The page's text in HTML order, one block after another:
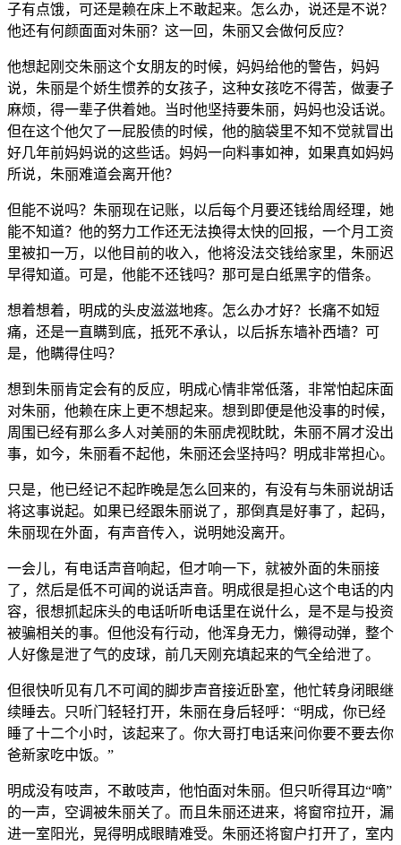
子有点饿，可还是赖在床上不敢起来。怎么办，说还是不说？
他还有何颜面面对朱丽？这一回，朱丽又会做何反应？
他想起刚交朱丽这个女朋友的时候，妈妈给他的警告，妈妈
说，朱丽是个娇生惯养的女孩子，这种女孩吃不得苦，做妻子
麻烦，得一辈子供着她。当时他坚持要朱丽，妈妈也没话说。
但在这个他欠了一屁股债的时候，他的脑袋里不知不觉就冒出
好几年前妈妈说的这些话。妈妈一向料事如神，如果真如妈妈
所说，朱丽难道会离开他？
但能不说吗？朱丽现在记账，以后每个月要还钱给周经理，她
能不知道？他的努力工作还无法换得太快的回报，一个月工资
里被扣一万，以他目前的收入，他将没法交钱给家里，朱丽迟
早得知道。可是，他能不还钱吗？那可是白纸黑字的借条。
想着想着，明成的头皮滋滋地疼。怎么办才好？长痛不如短
痛，还是一直瞒到底，抵死不承认，以后拆东墙补西墙？可
是，他瞒得住吗？
想到朱丽肯定会有的反应，明成心情非常低落，非常怕起床面
对朱丽，他赖在床上更不想起来。想到即便是他没事的时候，
周围已经有那么多人对美丽的朱丽虎视眈眈，朱丽不屑才没出
事，如今，朱丽看不起他，朱丽还会坚持吗？明成非常担心。
只是，他已经记不起昨晚是怎么回来的，有没有与朱丽说胡话
将这事说起。如果已经跟朱丽说了，那倒真是好事了，起码，
朱丽现在外面，有声音传入，说明她没离开。
一会儿，有电话声音响起，但才响一下，就被外面的朱丽接
了，然后是低不可闻的说话声音。明成很是担心这个电话的内
容，很想抓起床头的电话听听电话里在说什么，是不是与投资
被骗相关的事。但他没有行动，他浑身无力，懒得动弹，整个
人好像是泄了气的皮球，前几天刚充填起来的气全给泄了。
但很快听见有几不可闻的脚步声音接近卧室，他忙转身闭眼继
续睡去。只听门轻轻打开，朱丽在身后轻呼：“明成，你已经
睡了十二个小时，该起来了。你大哥打电话来问你要不要去你
爸新家吃中饭。”
明成没有吱声，不敢吱声，他怕面对朱丽。但只听得耳边“嘀”
的一声，空调被朱丽关了。而且朱丽还进来，将窗帘拉开，漏
进一室阳光，晃得明成眼睛难受。朱丽还将窗户打开了，室内